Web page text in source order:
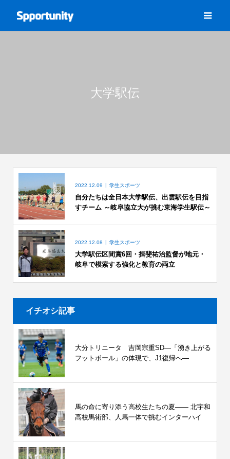
大学駅伝
2022.12.09 学生スポーツ
自分たちは全日本大学駅伝、出雲駅伝を目指
すチーム ～岐阜協立大が挑む東海学生駅伝～
2022.12.08 学生スポーツ
大学駅伝区間賞6回・揖斐祐治監督が地元・
岐阜で模索する強化と教育の両立
イチオシ記事
大分トリニータ 吉岡宗重SD―「湧き上がる
フットボール」の体現で、J1復帰へ―
馬の命に寄り添う高校生たちの夏—— 北宇和
高校馬術部、人馬一体で挑むインターハイ